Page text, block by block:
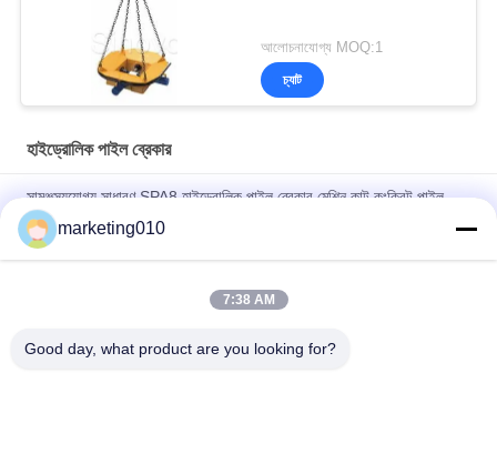
আলোচনাযোগ্য MOQ:1
চ্যাট
হাইড্রোলিক পাইল ব্রেকার
সামঞ্জস্যযোগ্য সাধারণ SPA8 হাইড্রোলিক পাইল ব্রেকার মেশিন কাট কংক্রিট পাইল,
CE/ GOST/ ISO9001 সার্টিফিকেট সহ পাইল হেড
খনিতে হাইড্রোলিক স্প্লিটিং মেশিন
কাট ওয়াল প্রস্থ 800 মিমি হাইড্রোলিক পাইল ব্রেকার হাইড্রোলিক ওয়াল ব্রেকার ওয়াল
marketing010
7:38 AM
Good day, what product are you looking for?